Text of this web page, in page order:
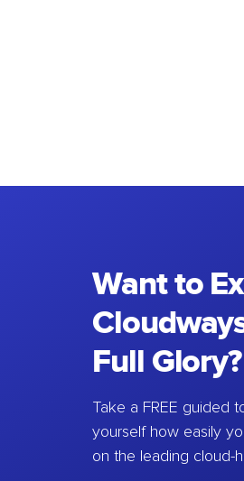
Want to
Full Glory?
Take a FREE guided
yourself how easily
on the leading cloud-